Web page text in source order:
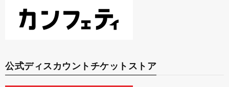
公式ディスカウントチケットストア